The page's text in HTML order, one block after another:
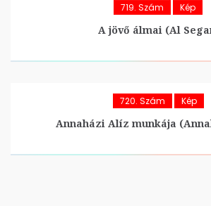
719. Szám Kép
A jövő álmai (Al
720. Szám Kép
Annaházi Alíz munkája